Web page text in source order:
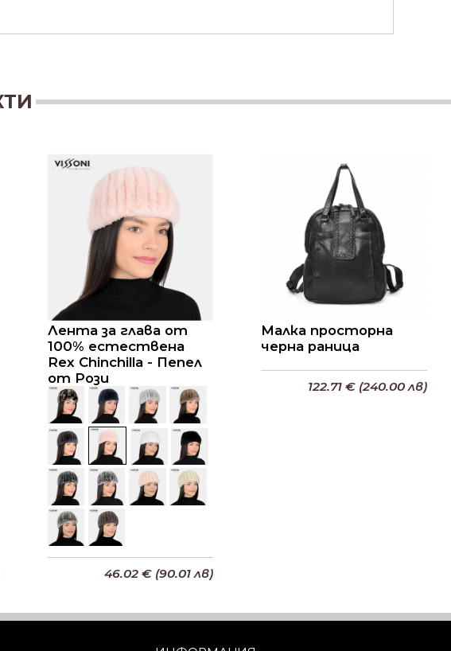
Лента за глава от
100% естествена
Rex Chinchilla - Пепел
от Рози
46.02 € (90.01 лв)
Малка просторна
черна раница
122.71 € (240.00 лв)